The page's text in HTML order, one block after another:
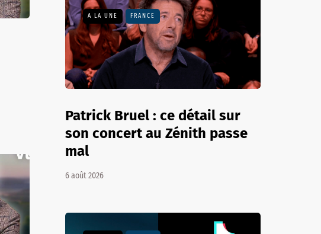
A LA UNE FRANCE
Patrick Bruel : ce détail sur
son concert au Zénith passe
mal
6 août 2026